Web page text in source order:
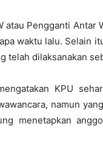
Pengganti Antar
waktu lalu. Selain
telah dilaksanakan
KPU
namun
menetapkan